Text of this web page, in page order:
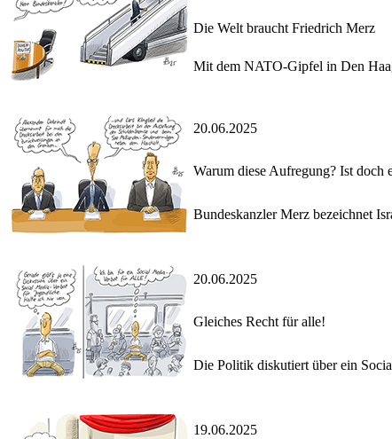
Die Welt braucht Friedrich Merz
Mit dem NATO-Gipfel in Den
20.06.2025
Warum diese Aufregung? Ist doch
Bundeskanzler Merz bezeichnet
20.06.2025
Gleiches Recht für alle!
Die Politik diskutiert über ein
19.06.2025